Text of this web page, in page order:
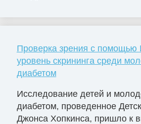
Проверка зрения с
уровень скрининга среди
диабетом
Исследование детей и
диабетом, проведенное
Джонса Хопкинса, пришло к